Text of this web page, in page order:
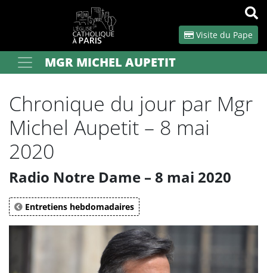
Visite du Pape
Votre rechercheMGR MICHEL AUPETIT
Chronique du jour par Mgr
Michel Aupetit – 8 mai
2020
Radio Notre Dame – 8 mai 2020
Entretiens hebdomadaires
Panneau de gestion des cookies